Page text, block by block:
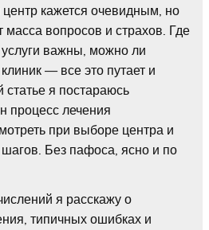
кажется очевидным, но
масса вопросов и страхов. Где
важны, можно ли
— все это путает и
я постараюсь
процесс лечения
при выборе центра и
Без пафоса, ясно и по
я расскажу о
типичных ошибках и